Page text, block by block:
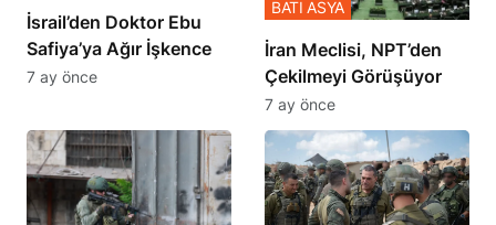
İsrail’den Doktor Ebu
Safiya’ya Ağır İşkence
7 ay önce
İran Meclisi, NPT’den
Çekilmeyi Görüşüyor
BATI ASYA
7 ay önce